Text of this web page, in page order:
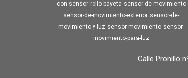
con-sensor rollo-bayeta sensor-de-movimiento
sensor-de-movimiento-exterior sensor-de-
movimiento-y-luz sensor-movimiento sensor-
movimiento-para-luz
Calle Pronillo